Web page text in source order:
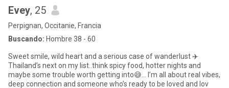
Evey, 25
Perpignan, Occitanie, Francia
Buscando: Hombre 38 - 60
Sweet smile, wild heart and a serious case of wanderlust ✈️
Thailand’s next on my list..think spicy food, hotter nights and
maybe some trouble worth getting into😅… I’m all about real vibes,
deep connection and someone who’s ready to be loved and lov